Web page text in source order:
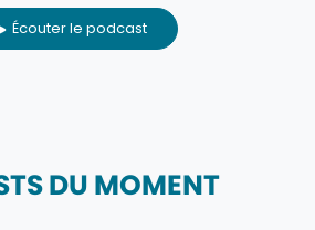
Écouter le podcast
DU MOMENT